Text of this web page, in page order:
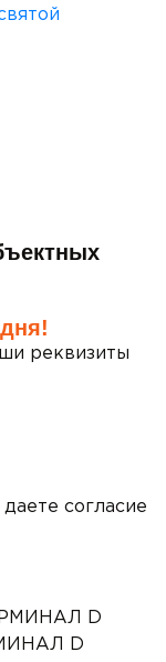
реквизиты
согласие
D